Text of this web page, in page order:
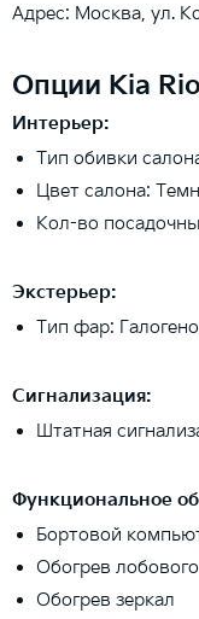
Адрес: Москва, ул.
Опции Kia Rio
Интерьер:
Тип обивки
Цвет салона:
Кол-во
Экстерьер:
Тип фар:
Сигнализация:
Штатная
Функциональное
Бортовой
Обогрев
Обогрев зеркал